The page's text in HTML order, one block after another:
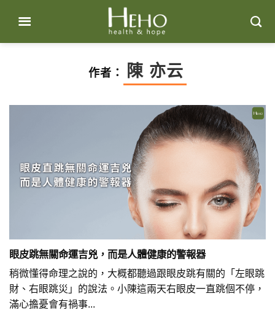
content
作者： 陳 亦云
眼皮跳無關命運吉兇，而是人體健康的警報器
稍微懂得命理之說的，大概都聽過跟眼皮跳有關的「左眼跳
財、右眼跳災」的說法。小陳這兩天右眼皮一直跳個不停，
滿心擔憂會有禍事...